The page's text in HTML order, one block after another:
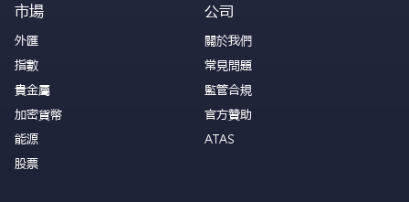
市場
外匯
指數
貴金屬
加密貨幣
能源
股票
公司
關於我們
常見問題
監管合規
官方贊助
ATAS